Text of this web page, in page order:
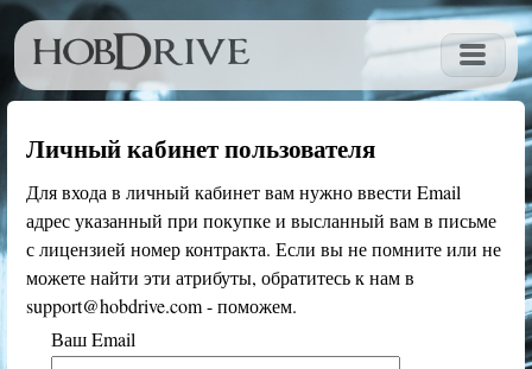
Личный кабинет пользователя
Для входа в личный кабинет вам нужно ввести Email
адрес указанный при покупке и высланный вам в письме
с лицензией номер контракта. Если вы не помните или не
можете найти эти атрибуты, обратитесь к нам в
support@hobdrive.com - поможем.
Ваш Email